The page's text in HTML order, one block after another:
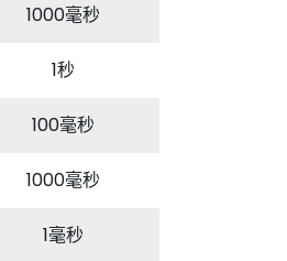
1000毫秒
1秒
100毫秒
1000毫秒
1毫秒